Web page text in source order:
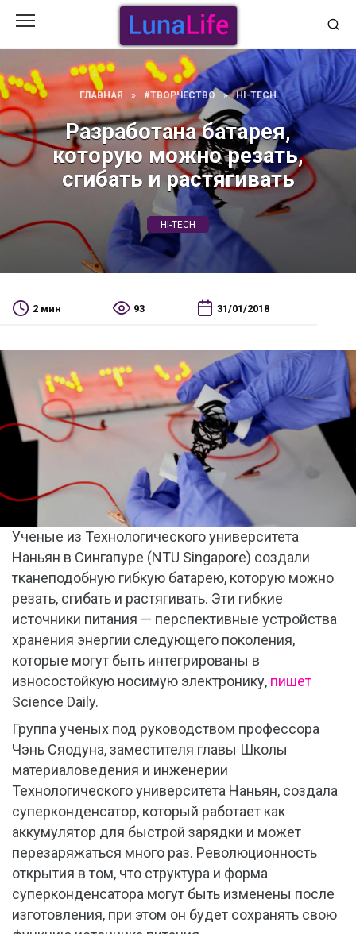
содержанию
ГЛАВНАЯ » #ТВОРЧЕСТВО » HI-TECH
Разработана батарея,
которую можно резать,
сгибать и растягивать
HI-TECH
2 мин 93 31/01/2018
Ученые из Технологического университета
Наньян в Сингапуре (NTU Singapore) создали
тканеподобную гибкую батарею, которую можно
резать, сгибать и растягивать. Эти гибкие
источники питания — перспективные устройства
хранения энергии следующего поколения,
которые могут быть интегрированы в
износостойкую носимую электронику, пишет
Science Daily.
Группа ученых под руководством профессора
Чэнь Сяодуна, заместителя главы Школы
материаловедения и инженерии
Технологического университета Наньян, создала
суперконденсатор, который работает как
аккумулятор для быстрой зарядки и может
перезаряжаться много раз. Революционность
открытия в том, что структура и форма
суперконденсатора могут быть изменены после
изготовления, при этом он будет сохранять свою